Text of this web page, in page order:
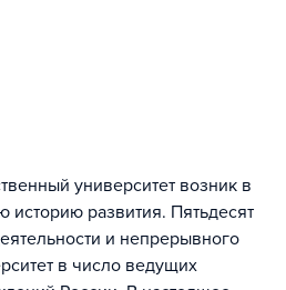
университет возник в
историю развития. Пятьдесят
и непрерывного
в число ведущих